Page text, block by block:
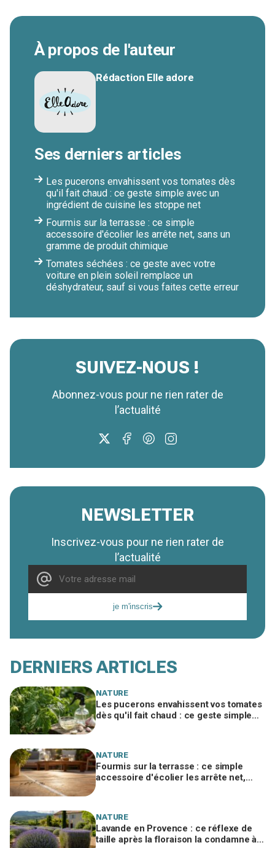
À propos de l'auteur
Rédaction Elle adore
Ses derniers articles
Les pucerons envahissent vos tomates dès
qu'il fait chaud : ce geste simple avec un
ingrédient de cuisine les stoppe net
Fourmis sur la terrasse : ce simple
accessoire d'écolier les arrête net, sans un
gramme de produit chimique
Tomates séchées : ce geste avec votre
voiture en plein soleil remplace un
déshydrateur, sauf si vous faites cette erreur
SUIVEZ-NOUS !
Abonnez-vous pour ne rien rater de
l’actualité
NEWSLETTER
Inscrivez-vous pour ne rien rater de
l’actualité
je m'inscris
DERNIERS ARTICLES
NATURE
Les pucerons envahissent vos tomates
dès qu'il fait chaud : ce geste simple
NATURE
Fourmis sur la terrasse : ce simple
accessoire d'écolier les arrête net,
NATURE
Lavande en Provence : ce réflexe de
taille après la floraison la condamne à